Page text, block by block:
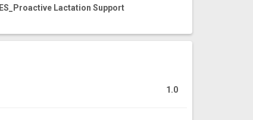
ES_Proactive Lactation Support
1.0